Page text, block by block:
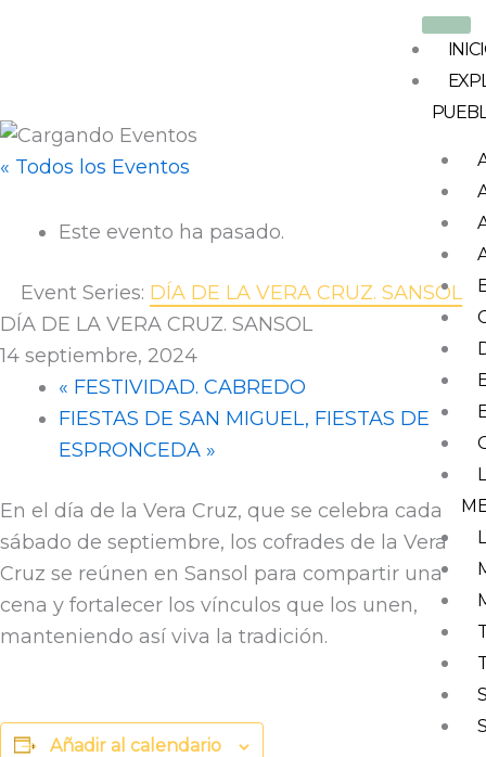
« Todos los Eventos
Este evento ha pasado.
Event Series: DÍA DE LA VERA CRUZ. SANSOL
DÍA DE LA VERA CRUZ. SANSOL
14 septiembre, 2024
« FESTIVIDAD. CABREDO
FIESTAS DE SAN MIGUEL, FIESTAS DE
ESPRONCEDA »
En el día de la Vera Cruz, que se celebra cada
sábado de septiembre, los cofrades de la Vera
Cruz se reúnen en Sansol para compartir una
cena y fortalecer los vínculos que los unen,
manteniendo así viva la tradición.
Añadir al calendario